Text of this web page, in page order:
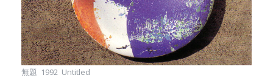
無題 1992 Untitled